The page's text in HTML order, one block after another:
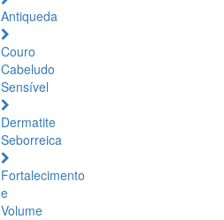
Antiqueda
Couro
Cabeludo
Sensível
Dermatite
Seborreica
Fortalecimento
e
Volume